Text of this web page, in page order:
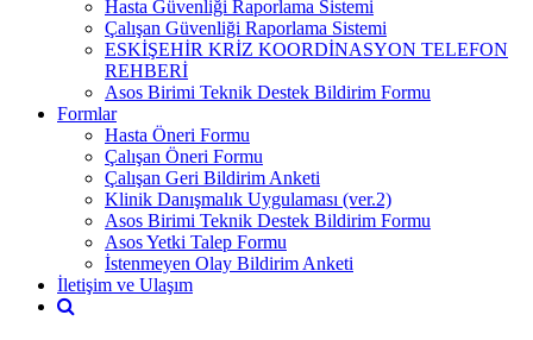
Hasta Güvenliği Raporlama Sistemi
Çalışan Güvenliği Raporlama Sistemi
ESKİŞEHİR KRİZ KOORDİNASYON TELEFON
REHBERİ
Asos Birimi Teknik Destek Bildirim Formu
Formlar
Hasta Öneri Formu
Çalışan Öneri Formu
Çalışan Geri Bildirim Anketi
Klinik Danışmalık Uygulaması (ver.2)
Asos Birimi Teknik Destek Bildirim Formu
Asos Yetki Talep Formu
İstenmeyen Olay Bildirim Anketi
İletişim ve Ulaşım